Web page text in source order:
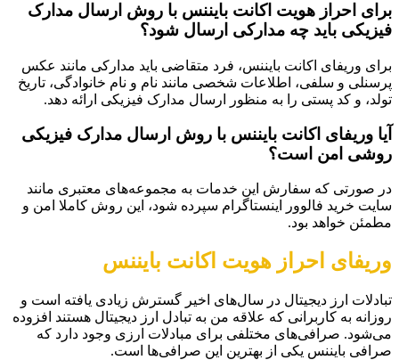
برای احراز هویت اکانت بایننس با روش ارسال مدارک
فیزیکی باید چه مدارکی ارسال شود؟
برای وریفای اکانت بایننس، فرد متقاضی باید مدارکی مانند عکس
پرسنلی و سلفی، اطلاعات شخصی مانند نام و نام خانوادگی، تاریخ
تولد، و کد پستی را به منظور ارسال مدارک فیزیکی ارائه دهد.
آیا وریفای اکانت بایننس با روش ارسال مدارک فیزیکی
روشی امن است؟
در صورتی که سفارش این خدمات به مجموعه‌های معتبری مانند
سایت خرید فالوور اینستاگرام سپرده شود، این روش کاملا امن و
مطمئن خواهد بود.
وریفای احراز هویت اکانت بایننس
تبادلات ارز دیجیتال در سال‌های اخیر گسترش زیادی یافته است و
روزانه به کاربرانی که علاقه من به تبادل ارز دیجیتال هستند افزوده
می‌شود. صرافی‌های مختلفی برای مبادلات ارزی وجود دارد که
صرافی بایننس یکی از بهترین این صرافی‌ها است.